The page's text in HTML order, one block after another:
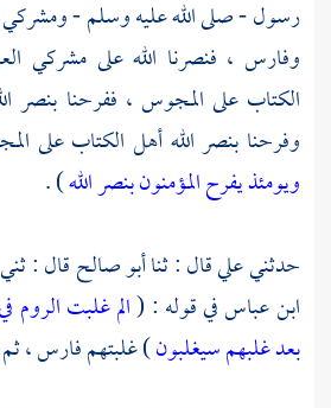
رسول - صلى الله عليه وسلم -
وفارس ، فنصرنا الله على مشركي
الكتاب على المجوس ، ففرحنا بنصر
وفرحنا بنصر الله أهل الكتاب على
ويومئذ يفرح المؤمنون بنصر الله) .
حدثنيعليقال : ثناأبو صالحقال : ثني
ابن عباسفي قوله : (الم غلبت
بعد غلبهم سيغلبون) غلبتهمفارس ،